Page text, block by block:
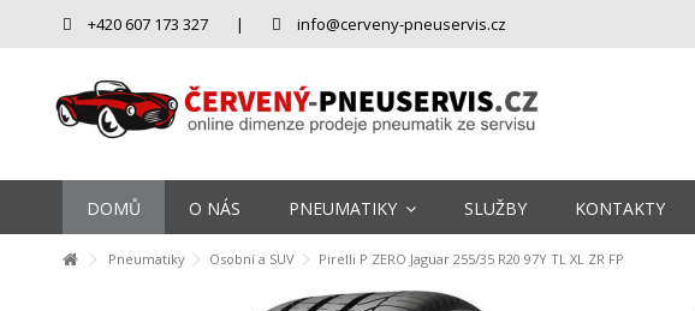
+420 607 173 327 | info@cerveny-pneuservis.cz
DOMŮ O NÁS PNEUMATIKY SLUŽBY KONTAKTY
Pneumatiky Osobní a SUV Pirelli P ZERO Jaguar 255/35 R20 97Y TL XL ZR FP